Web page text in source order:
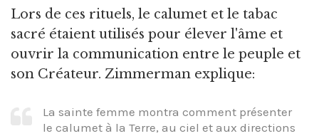
Lors de ces rituels, le calumet et le tabac
sacré étaient utilisés pour élever l'âme et
ouvrir la communication entre le peuple et
son Créateur. Zimmerman explique:
La sainte femme montra comment présenter
le calumet à la Terre, au ciel et aux directions